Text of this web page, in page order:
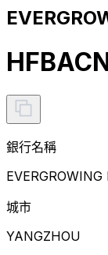
銀行名稱
城市
YANGZHOU